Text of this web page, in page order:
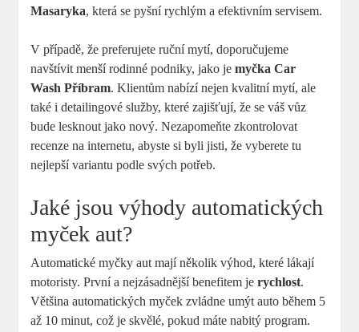
Masaryka, která se pyšní rychlým a efektivním servisem.
V případě, že preferujete ruční mytí, doporučujeme
navštívit menší rodinné podniky, jako jemyčka Car
Wash Příbram. Klientům nabízí nejen kvalitní mytí, ale
také i detailingové služby, které zajišťují, že se váš vůz
bude lesknout jako nový. Nezapomeňte zkontrolovat
recenze na internetu, abyste si byli jisti, že vyberete tu
nejlepší variantu podle svých potřeb.
Jaké jsou výhody automatických
myček aut?
Automatické myčky aut mají několik výhod, které lákají
motoristy. První a nejzásadnější benefitem jerychlost.
Většina automatických myček zvládne umýt auto během 5
až 10 minut, což je skvělé, pokud máte nabitý program.